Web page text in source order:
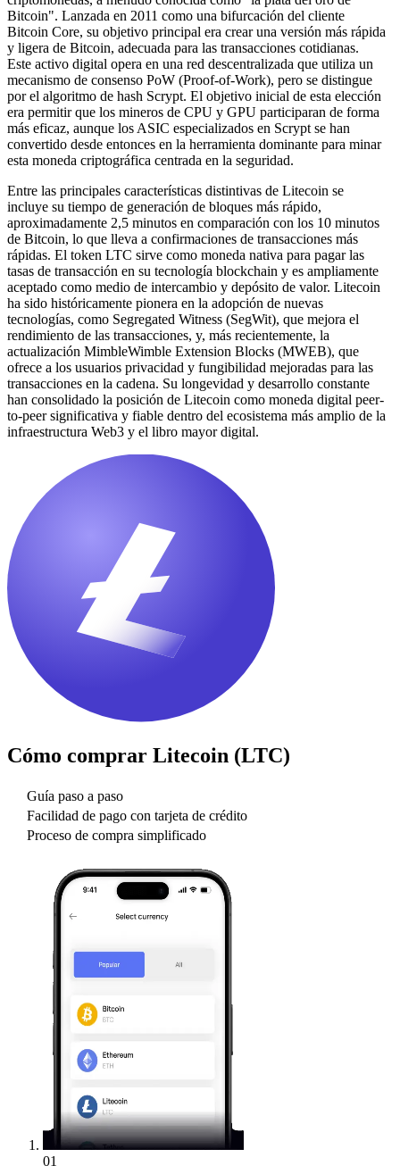
Bitcoin". Lanzada en 2011 como una bifurcación del cliente
Bitcoin Core, su objetivo principal era crear una versión más rápida
y ligera de Bitcoin, adecuada para las transacciones cotidianas.
Este activo digital opera en una red descentralizada que utiliza un
mecanismo de consenso PoW (Proof-of-Work), pero se distingue
por el algoritmo de hash Scrypt. El objetivo inicial de esta elección
era permitir que los mineros de CPU y GPU participaran de forma
más eficaz, aunque los ASIC especializados en Scrypt se han
convertido desde entonces en la herramienta dominante para minar
esta moneda criptográfica centrada en la seguridad.
Entre las principales características distintivas de Litecoin se
incluye su tiempo de generación de bloques más rápido,
aproximadamente 2,5 minutos en comparación con los 10 minutos
de Bitcoin, lo que lleva a confirmaciones de transacciones más
rápidas. El token LTC sirve como moneda nativa para pagar las
tasas de transacción en su tecnología blockchain y es ampliamente
aceptado como medio de intercambio y depósito de valor. Litecoin
ha sido históricamente pionera en la adopción de nuevas
tecnologías, como Segregated Witness (SegWit), que mejora el
rendimiento de las transacciones, y, más recientemente, la
actualización MimbleWimble Extension Blocks (MWEB), que
ofrece a los usuarios privacidad y fungibilidad mejoradas para las
transacciones en la cadena. Su longevidad y desarrollo constante
han consolidado la posición de Litecoin como moneda digital peer-
to-peer significativa y fiable dentro del ecosistema más amplio de la
infraestructura Web3 y el libro mayor digital.
Cómo comprar Litecoin (LTC)
Guía paso a paso
Facilidad de pago con tarjeta de crédito
Proceso de compra simplificado
01